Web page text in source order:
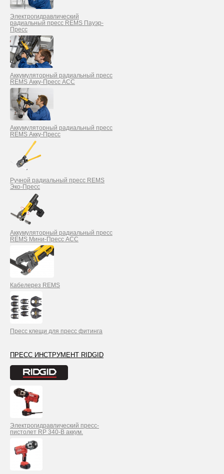
Электрогидравлический
радиальный пресс REMS Пауэр-
Пресс
Аккумуляторный радиальный пресс
REMS Акку-Пресс ACC
Аккумуляторный радиальный пресс
REMS Акку-Пресс
Ручной радиальный пресс REMS
Эко-Пресс
Аккумуляторный радиальный пресс
REMS Мини-Пресс ACC
Кабелерез REMS
Пресс клещи для пресс фитинга
ПРЕСС ИНСТРУМЕНТ RIDGID
Электрогидравлический пресс-
пистолет RP 340-B аккум.